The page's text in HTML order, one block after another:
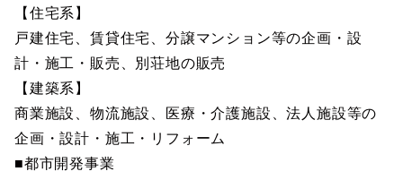
【住宅系】
戸建住宅、賃貸住宅、分譲マンション等の企画・設
計・施工・販売、別荘地の販売
【建築系】
商業施設、物流施設、医療・介護施設、法人施設等の
企画・設計・施工・リフォーム
■都市開発事業